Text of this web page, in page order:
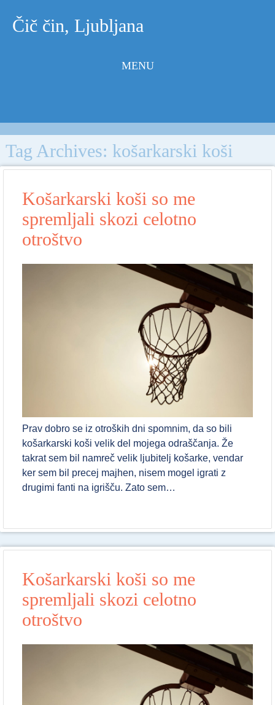
Čič čin, Ljubljana
MENU
Tag Archives: košarkarski koši
Košarkarski koši so me
spremljali skozi celotno
otroštvo
Prav dobro se iz otroških dni spomnim, da so bili
košarkarski koši velik del mojega odraščanja. Že
takrat sem bil namreč velik ljubitelj košarke, vendar
ker sem bil precej majhen, nisem mogel igrati z
drugimi fanti na igrišču. Zato sem…
Košarkarski koši so me
spremljali skozi celotno
otroštvo